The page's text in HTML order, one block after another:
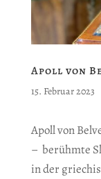
Apoll von
15. Februar 2023
Apoll von
– berühmte
in der